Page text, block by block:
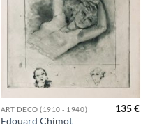
ART DÉCO (1910 - 1940)
Edouard Chimot
135€